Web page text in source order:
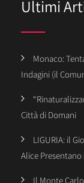
Ultimi
Monaco:
Indagini (il
Città di Domani
LIGURIA: il
Alice
Il Monte